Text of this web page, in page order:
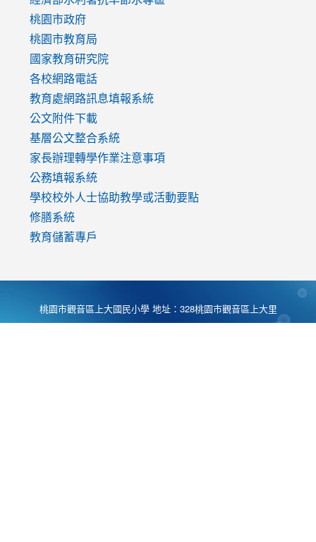
https://www.youtube.com/watch?
v=mfpNykQ0g4M
桃園市政府
桃園市教育局
國家教育研究院
各校網路電話
教育處網路訊息填報系統
公文附件下載
基層公文整合系統
家長辦理轉學作業注意事項
公務填報系統
學校校外人士協助教學或活動要點
修膳系統
教育儲蓄專戶
桃園市觀音區上大國民小學 地址：328桃園市觀音區上大里